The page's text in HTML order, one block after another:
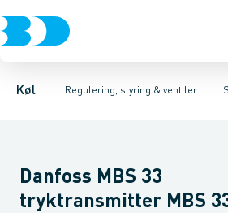
Køl Regulering, styring & ventiler
Kompressorer
Pressostater & termostater
Temperaturfølere Tryktransmitterer
Danfoss MBS 33
tryktransmitter MBS